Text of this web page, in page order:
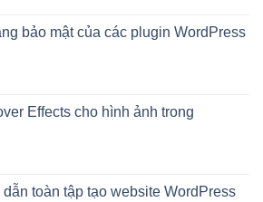
bảo mật của các plugin WordPress
Effects cho hình ảnh trong
dẫn toàn tập tạo website WordPress